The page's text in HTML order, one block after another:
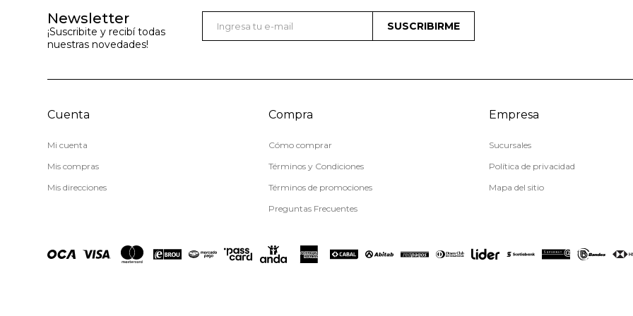
Newsletter
¡Suscribite y recibí todas
nuestras novedades!
SUSCRIBIRME
Cuenta
Mi cuenta
Mis compras
Mis direcciones
Compra
Cómo comprar
Términos y Condiciones
Términos de promociones
Preguntas Frecuentes
Empresa
Sucursales
Política de privacidad
Mapa del sitio